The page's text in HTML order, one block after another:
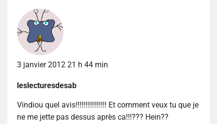
3 janvier 2012 21 h 44 min
leslecturesdesab
Vindiou quel avis!!!!!!!!!!!!!!!! Et comment veux tu que je
ne me jette pas dessus après ca!!!??? Hein??